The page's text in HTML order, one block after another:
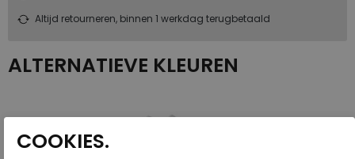
Altijd retourneren, binnen 1 werkdag terugbetaald
ALTERNATIEVE KLEUREN
COOKIES.